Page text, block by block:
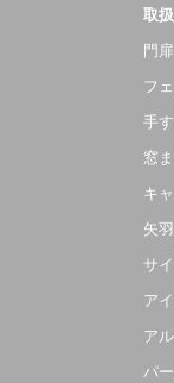
取
門
フ
手
窓
キ
矢
サ
ア
ア
パ